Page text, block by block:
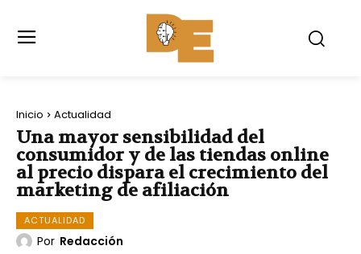
Inicio Actualidad
Una mayor sensibilidad del
consumidor y de las tiendas online
al precio dispara el crecimiento del
marketing de afiliación
ACTUALIDAD
Por Redacción